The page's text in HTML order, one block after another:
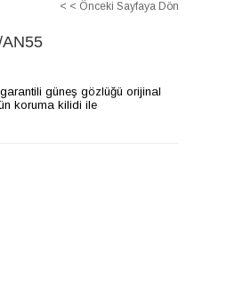
< < Önceki Sayfaya Dön
güneş gözlüğü orijinal
koruma kilidi ile